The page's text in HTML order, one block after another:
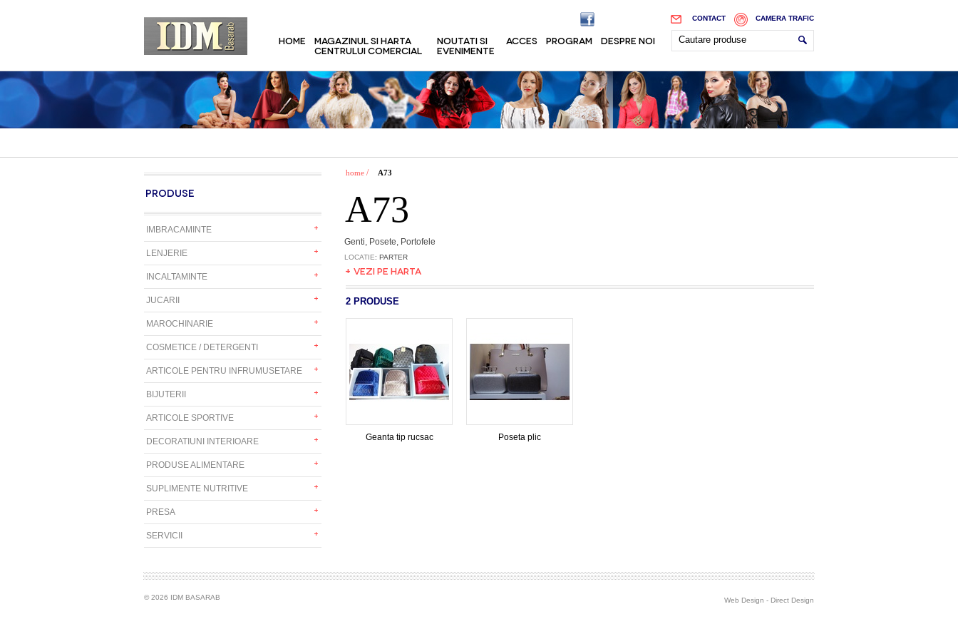
CAMERA TRAFIC
CONTACT
HOME
MAGAZINUL SI HARTA
CENTRULUI COMERCIAL
NOUTATI SI
EVENIMENTE
ACCES PROGRAM DESPRE NOI
PRODUSE
IMBRACAMINTE
LENJERIE
INCALTAMINTE
JUCARII
MAROCHINARIE
COSMETICE / DETERGENTI
ARTICOLE PENTRU INFRUMUSETARE
BIJUTERII
ARTICOLE SPORTIVE
DECORATIUNI INTERIOARE
PRODUSE ALIMENTARE
SUPLIMENTE NUTRITIVE
PRESA
SERVICII
home / A73
A73
Genti, Posete, Portofele
LOCATIE: PARTER
+ VEZI PE HARTA
2 PRODUSE
Geanta tip rucsac Poseta plic
© 2026 IDM BASARAB Web Design - Direct Design